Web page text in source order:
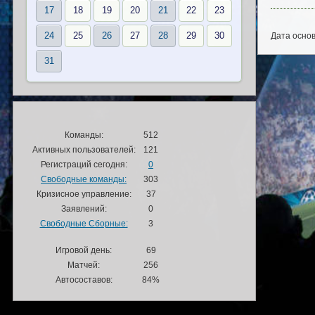
Дата
17 18 19 20 21 22 23
24 25 26 27 28 29 30
31
Команды:
512
Активных пользователей:
121
Регистраций сегодня:
0
Свободные команды:
303
Кризисное управление:
37
Заявлений:
0
Свободные Сборные:
3
Игровой день:
69
Матчей:
256
Автосоставов:
84%